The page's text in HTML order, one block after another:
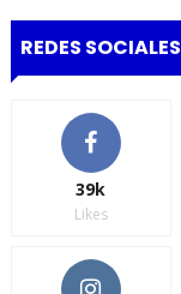
REDES SOCIALES
39k
Likes